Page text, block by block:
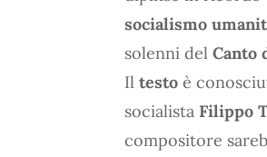
socialismo
solenni del Canto
Il testo è
socialista Filippo
compositore